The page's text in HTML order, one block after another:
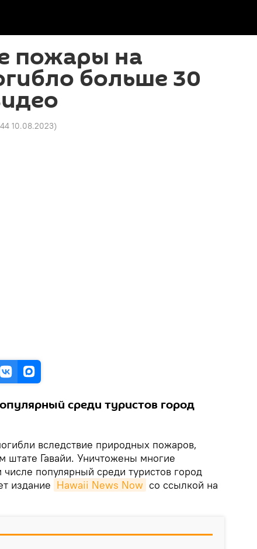
пожары на
больше 30
10.08.2023)
среди туристов город
вследствие природных пожаров,
штате Гавайи. Уничтожены многие
популярный среди туристов город
издание Hawaii News Now со ссылкой на